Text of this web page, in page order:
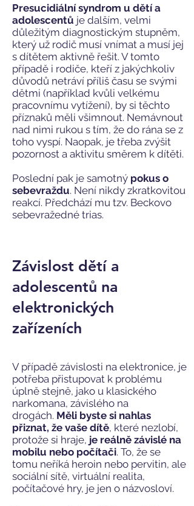
Presucidiální syndrom u dětí a
adolescentů je dalším, velmi
důležitým diagnostickým stupněm,
který už rodič musí vnímat a musí jej
s dítětem aktivně řešit. V tomto
případě i rodiče, kteří z jakýchkoliv
důvodů netráví příliš času se svými
dětmi (například kvůli velkému
pracovnímu vytížení), by si těchto
příznaků měli všimnout. Nemávnout
nad nimi rukou s tím, že do rána se z
toho vyspí. Naopak, je třeba zvýšit
pozornost a aktivitu směrem k dítěti.
Poslední pak je samotný pokus o
sebevraždu. Není nikdy zkratkovitou
reakcí. Předchází mu tzv. Beckovo
sebevražedné trias.
Závislost dětí a
adolescentů na
elektronických
zařízeních
V případě závislosti na elektronice, je
potřeba přistupovat k problému
úplně stejně, jako u klasického
narkomana, závislého na
drogách. Měli byste si nahlas
přiznat, že vaše dítě, které nezlobí,
protože si hraje, je reálně závislé na
mobilu nebo počítači. To, že se
tomu neříká heroin nebo pervitin, ale
sociální sítě, virtuální realita,
počítačové hry, je jen o názvosloví.